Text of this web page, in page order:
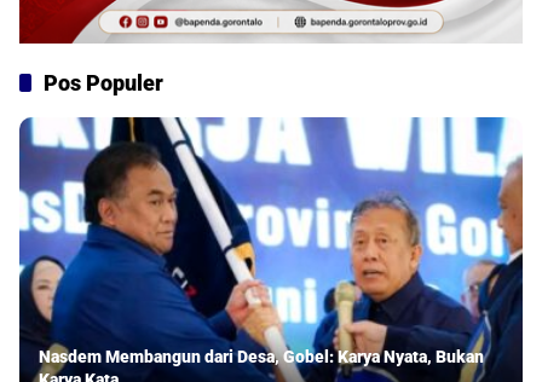
Pos Populer
Nasdem Membangun dari Desa, Gobel: Karya Nyata, Bukan